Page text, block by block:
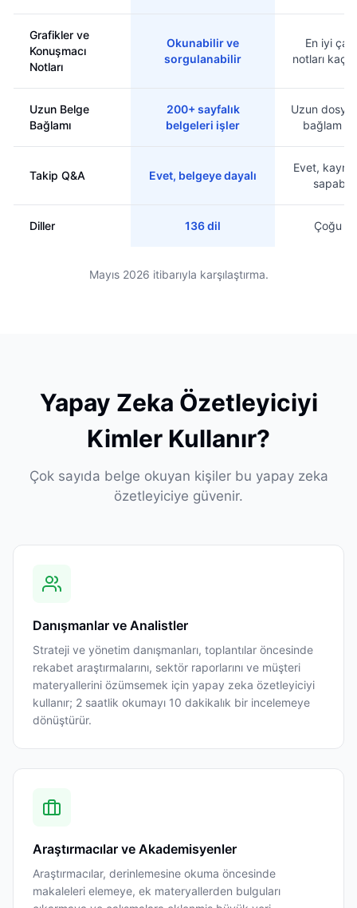
Grafikler ve
Konuşmacı
Notları
Okunabilir ve
sorgulanabilir
En iyi
notları
Uzun Belge
Bağlamı
200+ sayfalık
belgeleri işler
Uzun
bağlam
Takip Q&A Evet, belgeye dayalı
Evet,
sapabilir
Diller 136 dil Çoğu dil
Mayıs 2026 itibarıyla karşılaştırma.
Yapay Zeka Özetleyiciyi
Kimler Kullanır?
Çok sayıda belge okuyan kişiler bu yapay zeka
özetleyiciye güvenir.
Danışmanlar ve Analistler
Strateji ve yönetim danışmanları, toplantılar öncesinde
rekabet araştırmalarını, sektör raporlarını ve müşteri
materyallerini özümsemek için yapay zeka özetleyiciyi
kullanır; 2 saatlik okumayı 10 dakikalık bir incelemeye
dönüştürür.
Araştırmacılar ve Akademisyenler
Araştırmacılar, derinlemesine okuma öncesinde
makaleleri elemeye, ek materyallerden bulguları